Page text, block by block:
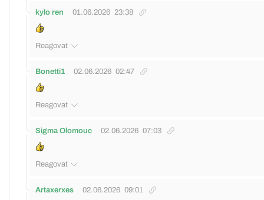
kylo ren 01.06.2026 23:38
Reagovat
Bonetti1 02.06.2026 02:47
Reagovat
Sigma Olomouc 02.06.2026 07:03
Reagovat
Artaxerxes 02.06.2026 09:01